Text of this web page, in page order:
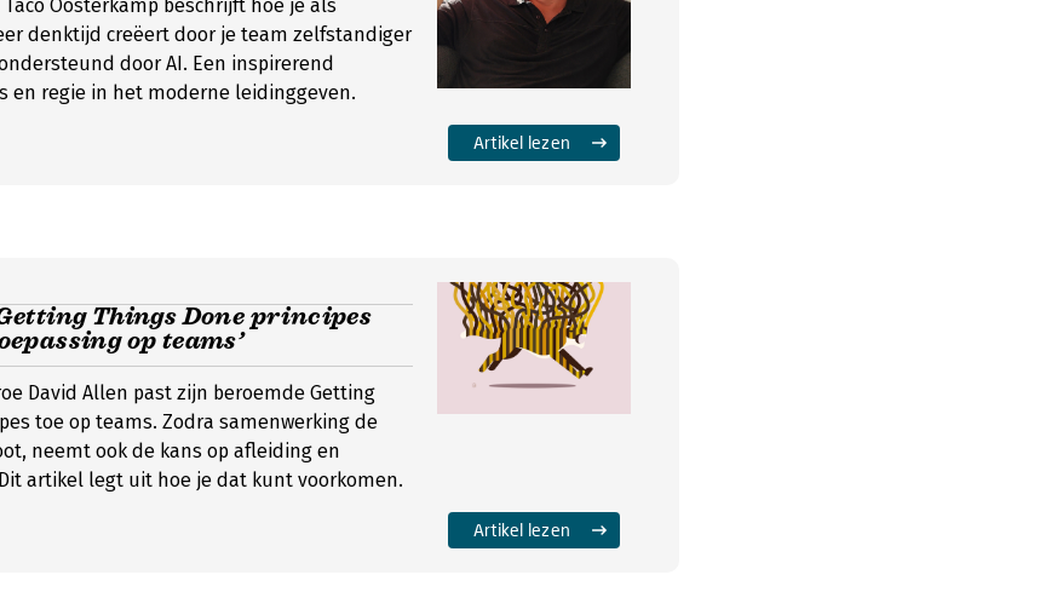
Oosterkamp beschrijft hoe je als
denktijd creëert door je team zelfstandiger
door AI. Een inspirerend
en regie in het moderne leidinggeven.
Artikel lezen
Things Done principes
op teams’
David Allen past zijn beroemde Getting
toe op teams. Zodra samenwerking de
neemt ook de kans op afleiding en
artikel legt uit hoe je dat kunt voorkomen.
Artikel lezen